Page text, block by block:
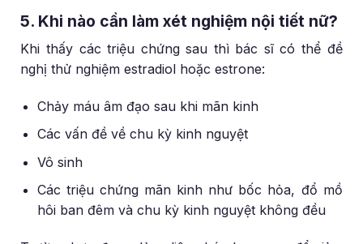
5. Khi nào cần làm xét nghiệm nội tiết nữ?
Khi thấy các triệu chứng sau thì bác sĩ có thể đề
nghị thử nghiệm estradiol hoặc estrone:
Chảy máu âm đạo sau khi mãn kinh
Các vấn đề về chu kỳ kinh nguyệt
Vô sinh
Các triệu chứng mãn kinh như bốc hỏa, đổ mồ
hôi ban đêm và chu kỳ kinh nguyệt không đều